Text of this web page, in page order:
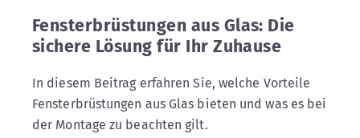
Fensterbrüstungen aus Glas: Die
sichere Lösung für Ihr Zuhause
In diesem Beitrag erfahren Sie, welche Vorteile
Fensterbrüstungen aus Glas bieten und was es bei
der Montage zu beachten gilt.